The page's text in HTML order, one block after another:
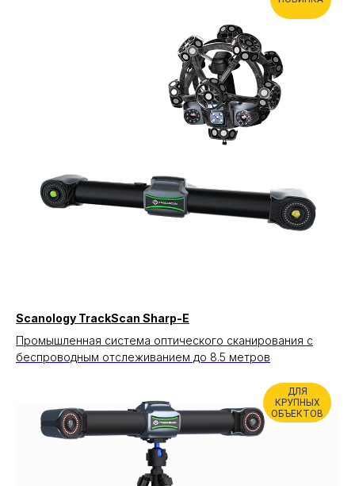
Scanology TrackScan Sharp-E
Промышленная система оптического сканирования с
беспроводным отслеживанием до 8.5 метров
ДЛЯ
КРУПНЫХ
ОБЪЕКТОВ